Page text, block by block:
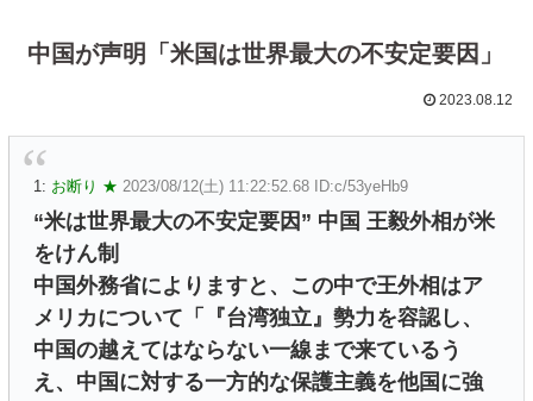
中国が声明「米国は世界最大の不安定要因」
2023.08.12
1: お断り ★ 2023/08/12(土) 11:22:52.68 ID:c/53yeHb9
“米は世界最大の不安定要因” 中国 王毅外相が米
をけん制
中国外務省によりますと、この中で王外相はア
メリカについて「『台湾独立』勢力を容認し、
中国の越えてはならない一線まで来ているう
え、中国に対する一方的な保護主義を他国に強